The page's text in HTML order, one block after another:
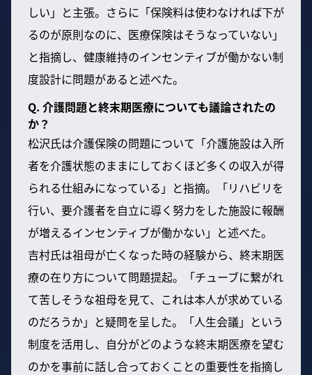
しい」と主張。さらに「保険料は使わなければ下が
るのが原則なのに、医療保険はそうなっていない」
と指摘し、健康維持のインセンティブが働かない制
度設計に問題があると述べた。
Q. 介護問題と終末期医療についても議論されたの
か？
松沢氏は介護保険の問題について「介護施設は入所
者を介護状態のままにしておくほど多くの収入が得
られる仕組みになっている」と指摘。「リハビリを
行い、要介護者を自立に導く努力をした施設に報酬
が増えるインセンティブが働かない」と述べた。
吉村氏は祖母が亡くなった時の経験から、終末期医
療の在り方について問題提起。「チューブに繋がれ
て苦しそうな祖母を見て、これは本人が求めている
のだろうか」と疑問を呈した。「人生会議」という
制度を活用し、自分がどのような終末期医療を望む
のかを事前に話し合っておくことの重要性を指摘し